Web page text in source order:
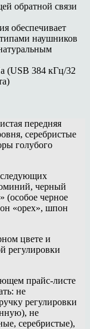
обратной связи
обеспечивает
наушников
(USB 384 кГц/32
передняя
серебристые
голубого
следующих
черный
(особое черное
«орех», шпон
цвете и
регулировки
прайс-листе
не
регулировки
не
серебристые),